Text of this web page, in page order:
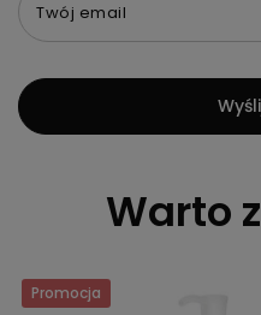
Twój email
Warto
Promocja